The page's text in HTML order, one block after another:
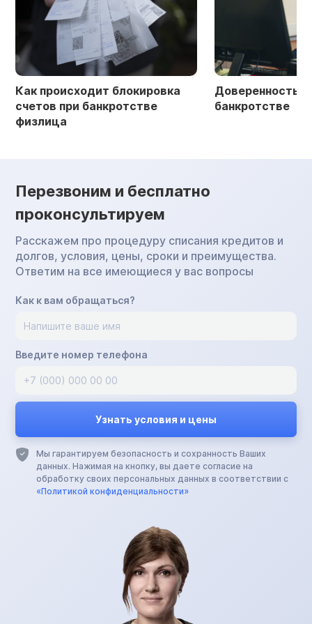
Как происходит блокировка
счетов при банкротстве
физлица
Доверенность
банкротстве
Перезвоним и бесплатно
проконсультируем
Расскажем про процедуру списания кредитов и
долгов, условия, цены, сроки и преимущества.
Ответим на все имеющиеся у вас вопросы
Как к вам обращаться?
Введите номер телефона
Мы гарантируем безопасность и сохранность Ваших
данных. Нажимая на кнопку, вы даете согласие на
обработку своих персональных данных в соответствии с
«Политикой конфиденциальности»